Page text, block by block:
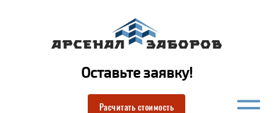
Оставьте заявку!
Расчитать стоимость